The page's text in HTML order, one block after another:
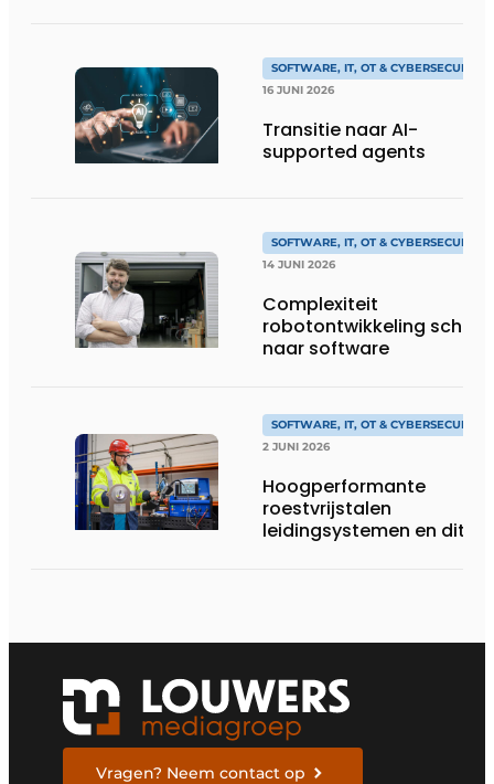
SOFTWARE, IT, OT & CYBERSECURITY
16 JUNI 2026
Transitie naar AI-
supported agents
SOFTWARE, IT, OT & CYBERSECURITY
14 JUNI 2026
Complexiteit
robotontwikkeling schuift
naar software
SOFTWARE, IT, OT & CYBERSECURITY
2 JUNI 2026
Hoogperformante
roestvrijstalen
leidingsystemen en dito
Vragen? Neem contact op